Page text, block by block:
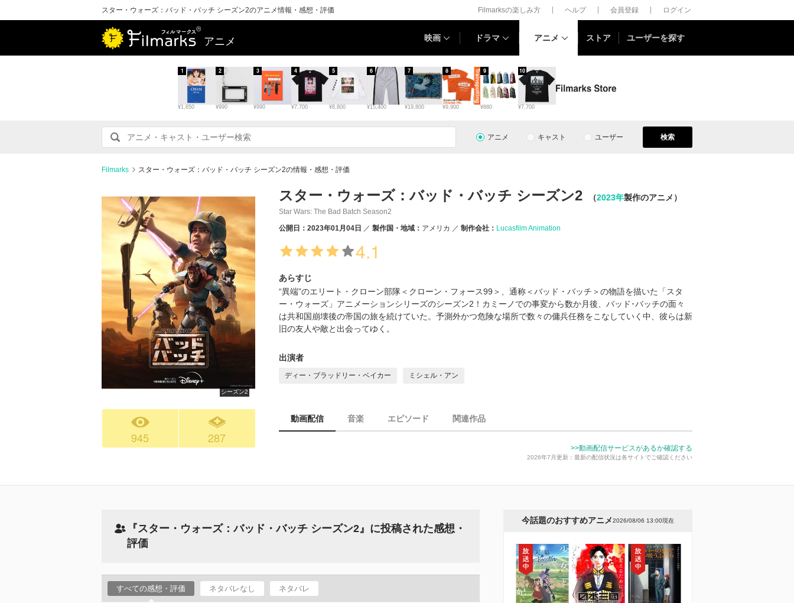
スター・ウォーズ：バッド・バッチ シーズン2のアニメ情報・感想・評価 Filmarksの楽しみ方 ヘルプ 会員登録 ログイン
アニメ 映画 ドラマ アニメ ストア ユーザーを探す
¥1,650
1
¥990
2
¥990
3
¥7,700
4
¥8,800
5
¥15,400
6
¥19,800
7
¥9,900
8
¥880
9
¥7,700
10
アニメ キャスト ユーザー 検索
Filmarks スター・ウォーズ：バッド・バッチ シーズン2の情報・感想・評価
シーズン2
945 287
スター・ウォーズ：バッド・バッチ シーズン2 （2023年製作のアニメ）
Star Wars: The Bad Batch Season2
公開日：2023年01月04日
製作国・地域： アメリカ 制作会社： Lucasfilm Animation
4.1
あらすじ
“異端”のエリート・クローン部隊＜クローン・フォース99＞、通称＜バッド・バッチ＞の物語を描いた「スタ
ー・ウォーズ」アニメーションシリーズのシーズン2！カミーノでの事変から数か月後、バッド･バッチの面々
は共和国崩壊後の帝国の旅を続けていた。予測外かつ危険な場所で数々の傭兵任務をこなしていく中、彼らは新
旧の友人や敵と出会ってゆく。
出演者
ディー・ブラッドリー・ベイカー ミシェル・アン
動画配信 音楽 エピソード 関連作品
>>動画配信サービスがあるか確認する
2026年7月更新：最新の配信状況は各サイトでご確認ください
『スター・ウォーズ：バッド・バッチ シーズン2』に投稿された感想・
評価
すべての感想・評価 ネタバレなし ネタバレ
今話題のおすすめアニメ2026/08/06 13:00現在